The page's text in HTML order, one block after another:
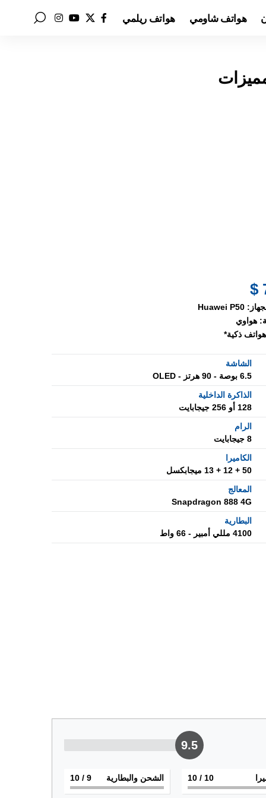
هواتف شاومي هواتف ريلمي
Huawei P50
هواوي
هواتف ذكية*
الشاشة
6.5 بوصة - 90 هرتز - OLED
الذاكرة الداخلية
128 أو 256 جيجابايت
الرام
8 جيجابايت
الكاميرا
50 + 12 + 13 ميجابكسل
المعالج
Snapdragon 888 4G
البطارية
4100 مللي أمبير - 66 واط
9.5
10
/ 10 الشحن والبطارية 9
/ 10